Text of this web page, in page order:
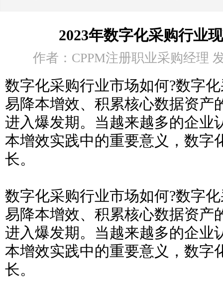
2023年数字化采购行业
作者：CPPM注册职业采购经理
数字化采购行业市场如何?数字
易降本增效、积累核心数据资产
进入爆发期。当越来越多的企业
本增效实践中的重要意义，数字
长。
数字化采购行业市场如何?数字
易降本增效、积累核心数据资产
进入爆发期。当越来越多的企业
本增效实践中的重要意义，数字
长。